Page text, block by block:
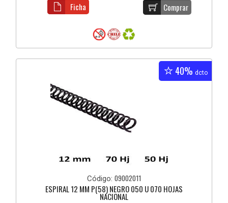
Comprar
Ficha
40% dcto
Código: 09002011
ESPIRAL 12 MM P(58) NEGRO 050 U 070 HOJAS
NACIONAL